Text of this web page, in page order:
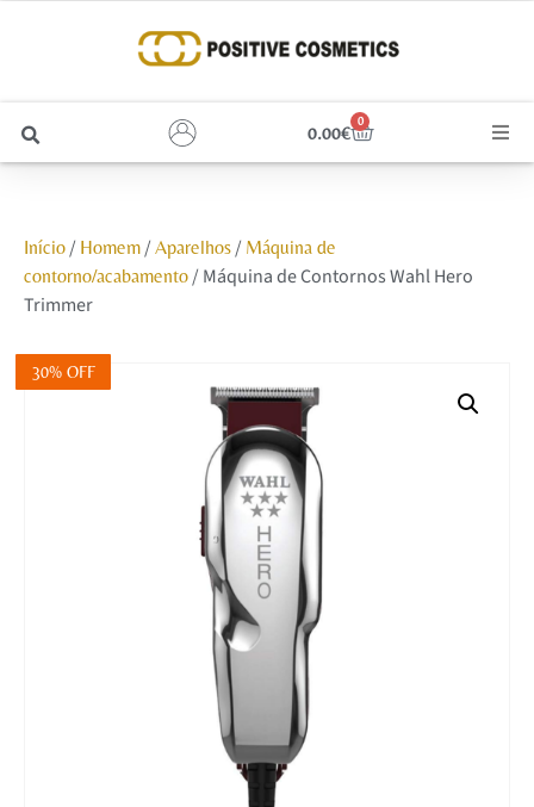
0.00€
0
Unhas
Homem
Rosto
Início/ Homem/ Aparelhos/ Máquina de
contorno/acabamento/ Máquina de Contornos Wahl Hero
Trimmer
30% OFF